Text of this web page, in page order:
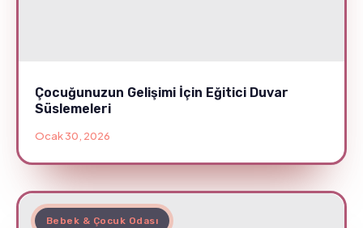
Çocuğunuzun Gelişimi İçin Eğitici Duvar
Süslemeleri
Ocak 30, 2026
Bebek & Çocuk Odası